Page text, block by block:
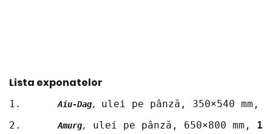
Lista exponatelor
1. Aiu-Dag, ulei pe pânză, 350×540 mm,
2. Amurg, ulei pe pânză, 650×800 mm,